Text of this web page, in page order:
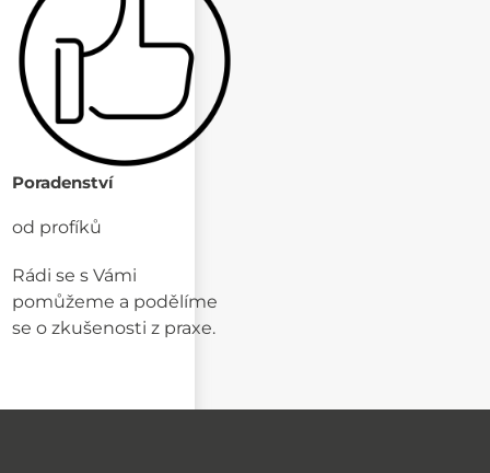
Poradenství
od profíků
Rádi se s Vámi
pomůžeme a podělíme
se o zkušenosti z praxe.